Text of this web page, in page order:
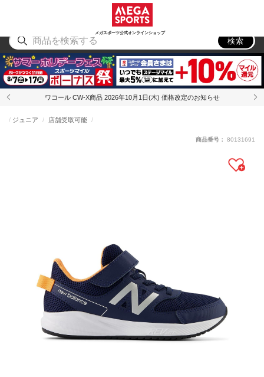
メガスポーツ公式オンラインショップ
アウトドア
検索
ワコール CW-X商品 2026年10月1日(木) 価格改定のお知らせ
ジュニア 店舗受取可能
商品番号： 80131691